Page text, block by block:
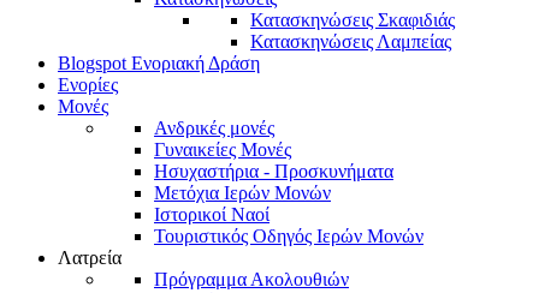
Κατασκηνώσεις Σκαφιδιάς
Κατασκηνώσεις Λαμπείας
Blogspot Ενοριακή Δράση
Ενορίες
Μονές
Ανδρικές μονές
Γυναικείες Μονές
Ησυχαστήρια - Προσκυνήματα
Μετόχια Ιερών Μονών
Ιστορικοί Ναοί
Τουριστικός Οδηγός Ιερών Μονών
Λατρεία
Πρόγραμμα Ακολουθιών